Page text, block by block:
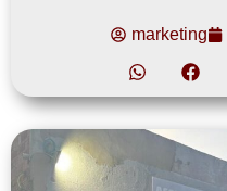
marketing